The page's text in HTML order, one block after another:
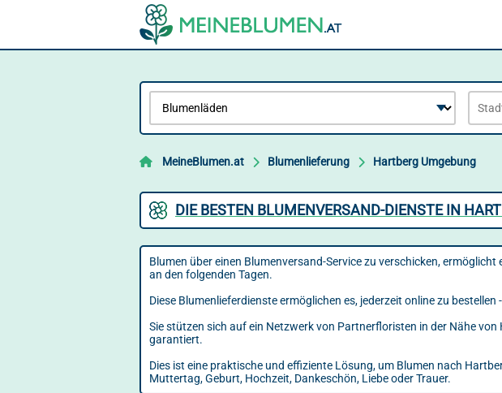
MeineBlumen.at Blumenlieferung Hartberg Umgebung
DIE BESTEN BLUMENVERSAND-DIENSTE IN
Blumen über einen Blumenversand-Service zu verschicken,
an den folgenden Tagen.
Diese Blumenlieferdienste ermöglichen es, jederzeit online zu
Sie stützen sich auf ein Netzwerk von Partnerfloristen in der Nähe
garantiert.
Dies ist eine praktische und effiziente Lösung, um Blumen nach
Muttertag, Geburt, Hochzeit, Dankeschön, Liebe oder Trauer.